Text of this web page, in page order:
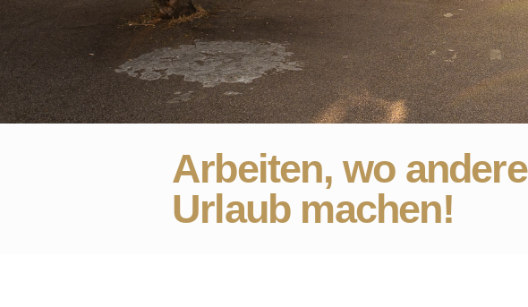
Arbeiten, wo andere
Urlaub machen!